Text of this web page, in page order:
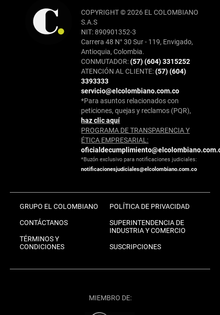
COPYRIGHT © 2026 EL COLOMBIANO
S.A.S
NIT: 890901352-3
Carrera 48 N° 30 Sur - 119, Envigado,
Antioquia, Colombia.
CONMUTADOR:(57) (604) 3315252
ATENCIÓN AL CLIENTE:(57) (604)
3393333
servicio@elcolombiano.com.co
*Para asuntos relacionados con
peticiones, quejas y reclamos (PQR),
haz clic aquí
PROGRAMA DE TRANSPARENCIA Y
ÉTICA EMPRESARIAL:
*Buzón exclusivo para notificaciones judiciales:
notificacionesjudiciales@elcolombiano.com.co
GRUPO EL COLOMBIANO
CONTÁCTANOS
TÉRMINOS Y
CONDICIONES
POLÍTICA DE PRIVACIDAD
SUPERINTENDENCIA DE
INDUSTRIA Y COMERCIO
SUSCRIPCIONES
MIEMBRO DE: